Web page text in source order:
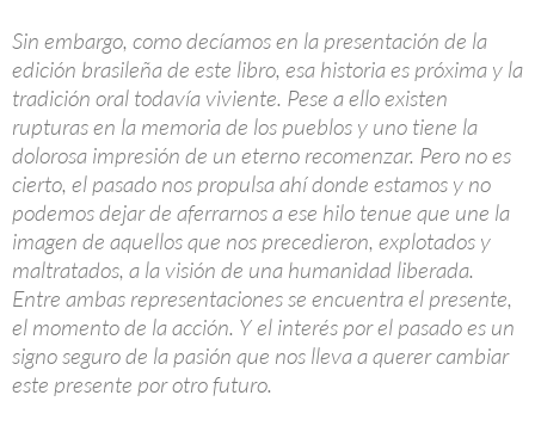
Sin embargo, como decíamos en la presentación de la
edición brasileña de este libro, esa historia es próxima y la
tradición oral todavía viviente. Pese a ello existen
rupturas en la memoria de los pueblos y uno tiene la
dolorosa impresión de un eterno recomenzar. Pero no es
cierto, el pasado nos propulsa ahí donde estamos y no
podemos dejar de aferrarnos a ese hilo tenue que une la
imagen de aquellos que nos precedieron, explotados y
maltratados, a la visión de una humanidad liberada.
Entre ambas representaciones se encuentra el presente,
el momento de la acción. Y el interés por el pasado es un
signo seguro de la pasión que nos lleva a querer cambiar
este presente por otro futuro.